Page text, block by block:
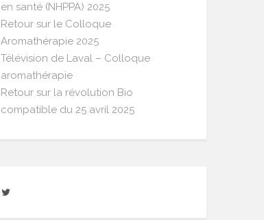
en santé (NHPPA) 2025
Retour sur le Colloque
Aromathérapie 2025
Télévision de Laval – Colloque
aromathérapie
Retour sur la révolution Bio
compatible du 25 avril 2025